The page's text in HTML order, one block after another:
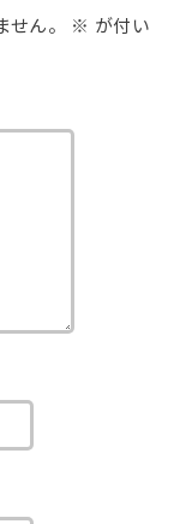
ん。 ※ が付い